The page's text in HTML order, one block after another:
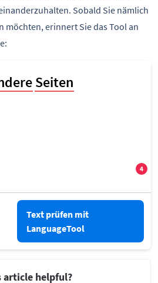
Sobald Sie nämlich
möchten, erinnert Sie das Tool an
Text prüfen mit
LanguageTool
article helpful?